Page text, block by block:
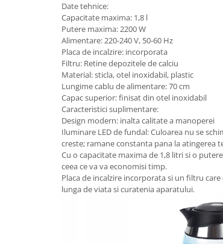
Date tehnice:
Capacitate maxima: 1,8 l
Putere maxima: 2200 W
Alimentare: 220-240 V, 50-60 Hz
Placa de incalzire: incorporata
Filtru: Retine depozitele de calciu
Material: sticla, otel inoxidabil, plastic
Lungime cablu de alimentare: 70 cm
Capac superior: finisat din otel inoxidabil
Caracteristici suplimentare:
Design modern: inalta calitate a manoperei
Iluminare LED de fundal: Culoarea nu se
creste; ramane constanta pana la atingerea
Cu o capacitate maxima de 1,8 litri si o
ceea ce va va economisi timp.
Placa de incalzire incorporata si un filtru
lunga de viata si curatenia aparatului.